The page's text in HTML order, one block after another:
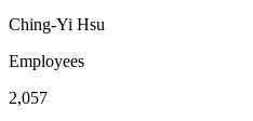
Ching-Yi Hsu
Employees
2,057